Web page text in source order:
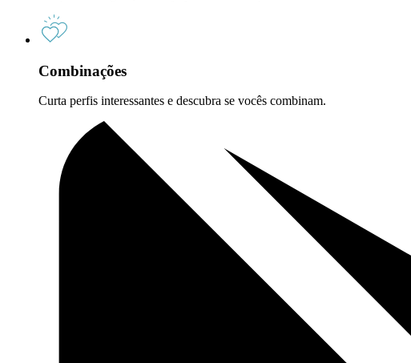
Combinações
Curta perfis interessantes e descubra se vocês combinam.